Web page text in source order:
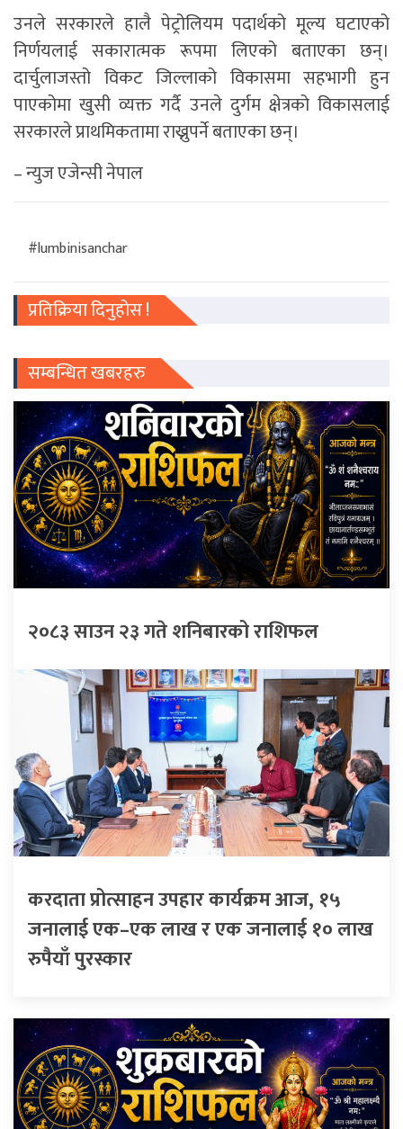
उनले सरकारले हालै पेट्रोलियम पदार्थको मूल्य घटाएको
निर्णयलाई सकारात्मक रूपमा लिएको बताएका छन्।
दार्चुलाजस्तो विकट जिल्लाको विकासमा सहभागी हुन
पाएकोमा खुसी व्यक्त गर्दै उनले दुर्गम क्षेत्रको विकासलाई
सरकारले प्राथमिकतामा राख्नुपर्ने बताएका छन्।
– न्युज एजेन्सी नेपाल
#lumbinisanchar
प्रतिक्रिया दिनुहोस !
सम्बन्धित खबरहरु
२०८३ साउन २३ गते शनिबारको राशिफल
करदाता प्रोत्साहन उपहार कार्यक्रम आज, १५
जनालाई एक–एक लाख र एक जनालाई १० लाख
रुपैयाँ पुरस्कार